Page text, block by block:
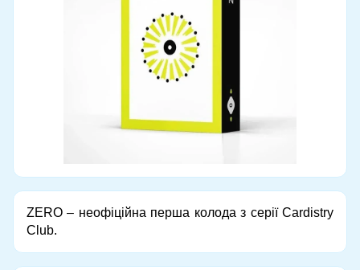
ZERO – неофіційна перша колода з серії Cardistry
Club.